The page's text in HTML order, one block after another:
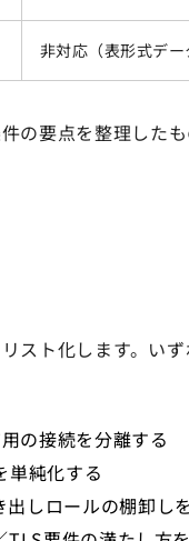
非対応（表形式デー
要点を整理した
スト化します。い
の接続を分離する
純化する
しロールの棚卸し